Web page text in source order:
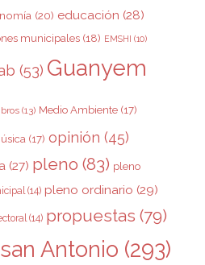
(20) educación (28)
municipales (18) EMSHI (10)
(53) Guanyem
(13) Medio Ambiente (17)
(17) opinión (45)
(27) pleno (83) pleno
(14) pleno ordinario (29)
(14) propuestas (79)
san Antonio (293)